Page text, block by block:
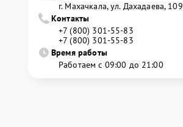
г. Махачкала, ул. Дахадаева, 109
Контакты
+7 (800) 301-55-83
+7 (800) 301-55-83
Время работы
Работаем с 09:00 до 21:00